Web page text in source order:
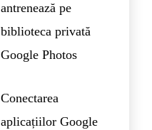
antrenează pe
biblioteca privată
Google Photos
Conectarea
aplicațiilor Google